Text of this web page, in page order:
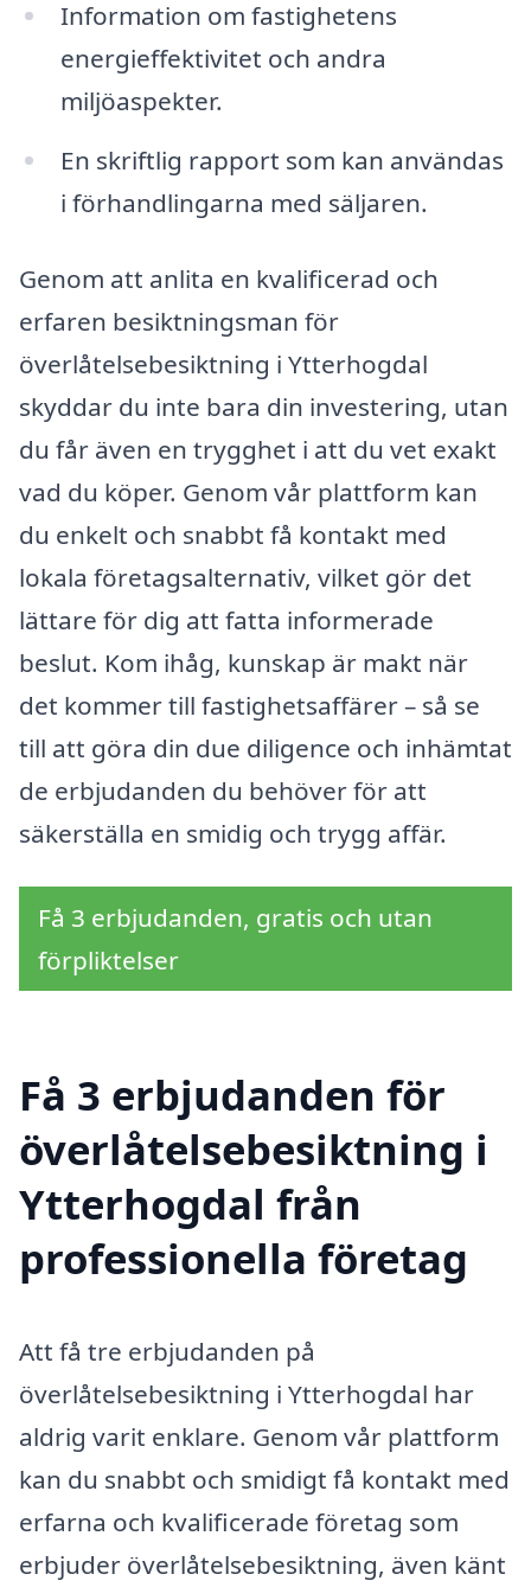
Information om fastighetens
energieffektivitet och andra
miljöaspekter.
En skriftlig rapport som kan användas
i förhandlingarna med säljaren.
Genom att anlita en kvalificerad och
erfaren besiktningsman för
överlåtelsebesiktning i Ytterhogdal
skyddar du inte bara din investering, utan
du får även en trygghet i att du vet exakt
vad du köper. Genom vår plattform kan
du enkelt och snabbt få kontakt med
lokala företagsalternativ, vilket gör det
lättare för dig att fatta informerade
beslut. Kom ihåg, kunskap är makt när
det kommer till fastighetsaffärer – så se
till att göra din due diligence och inhämtat
de erbjudanden du behöver för att
säkerställa en smidig och trygg affär.
Få 3 erbjudanden, gratis och utan
förpliktelser
Få 3 erbjudanden för
överlåtelsebesiktning i
Ytterhogdal från
professionella företag
Att få tre erbjudanden på
överlåtelsebesiktning i Ytterhogdal har
aldrig varit enklare. Genom vår plattform
kan du snabbt och smidigt få kontakt med
erfarna och kvalificerade företag som
erbjuder överlåtelsebesiktning, även känt